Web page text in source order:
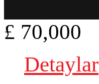
£ 70,000
Detaylar